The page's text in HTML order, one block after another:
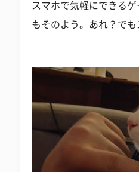
スマホで気軽にできる
もそのよう。あれ？で